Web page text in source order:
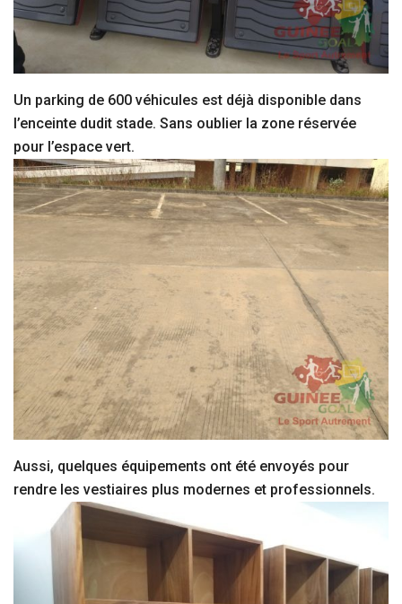
Un parking de 600 véhicules est déjà disponible dans
l’enceinte dudit stade. Sans oublier la zone réservée
pour l’espace vert.
Aussi, quelques équipements ont été envoyés pour
rendre les vestiaires plus modernes et professionnels.